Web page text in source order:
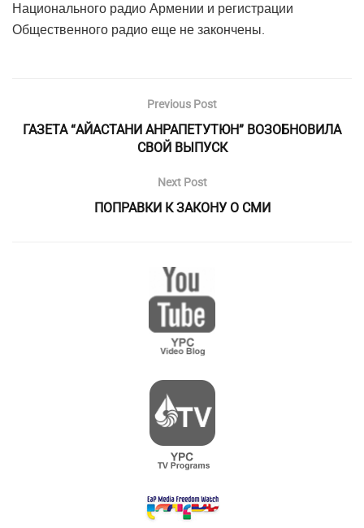
Национального радио Армении и регистрации
Общественного радио еще не закончены.
Previous Post
ГАЗЕТА “АЙАСТАНИ АНРАПЕТУТЮН” ВОЗОБНОВИЛА
СВОЙ ВЫПУСК
Next Post
ПОПРАВКИ К ЗАКОНУ О СМИ